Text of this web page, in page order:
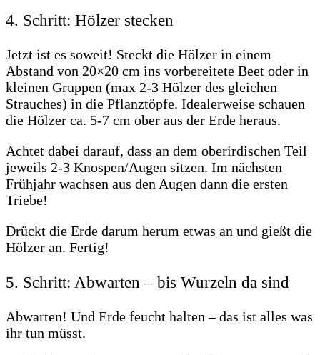
4. Schritt: Hölzer stecken
Jetzt ist es soweit! Steckt die Hölzer in einem
Abstand von 20×20 cm ins vorbereitete Beet oder in
kleinen Gruppen (max 2-3 Hölzer des gleichen
Strauches) in die Pflanztöpfe. Idealerweise schauen
die Hölzer ca. 5-7 cm ober aus der Erde heraus.
Achtet dabei darauf, dass an dem oberirdischen Teil
jeweils 2-3 Knospen/Augen sitzen. Im nächsten
Frühjahr wachsen aus den Augen dann die ersten
Triebe!
Drückt die Erde darum herum etwas an und gießt die
Hölzer an. Fertig!
5. Schritt: Abwarten – bis Wurzeln da sind
Abwarten! Und Erde feucht halten – das ist alles was
ihr tun müsst.